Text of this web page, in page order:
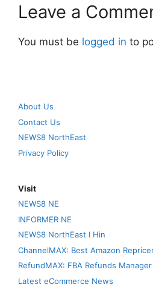
Leave a
You must be logged in to
About Us
Contact Us
NEWS8 NorthEast
Privacy Policy
Visit
NEWS8 NE
INFORMER NE
NEWS8 NorthEast I Hin
ChannelMAX: Best Amazon
RefundMAX: FBA Refunds Manager
Latest eCommerce News